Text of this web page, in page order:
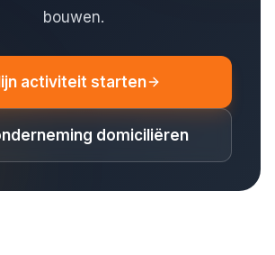
bouwen.
activiteit starten
domiciliëren